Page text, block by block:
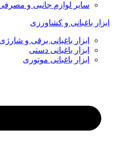
سایر لوازم جانبی و
ابزار باغبانی و کشاورزی
ابزار باغبانی برقی و شارژی
ابزار باغبانی دستی
ابزار باغبانی موتوری